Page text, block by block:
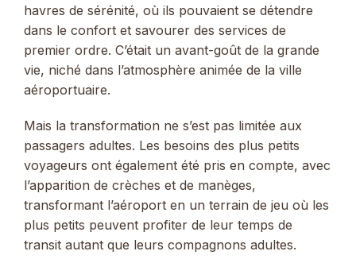
havres de sérénité, où ils pouvaient se détendre
dans le confort et savourer des services de
premier ordre. C’était un avant-goût de la grande
vie, niché dans l’atmosphère animée de la ville
aéroportuaire.
Mais la transformation ne s’est pas limitée aux
passagers adultes. Les besoins des plus petits
voyageurs ont également été pris en compte, avec
l’apparition de crèches et de manèges,
transformant l’aéroport en un terrain de jeu où les
plus petits peuvent profiter de leur temps de
transit autant que leurs compagnons adultes.